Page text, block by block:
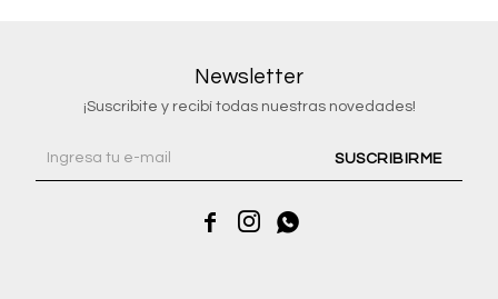
Newsletter
¡Suscribite y recibí todas nuestras novedades!
SUSCRIBIRME
  